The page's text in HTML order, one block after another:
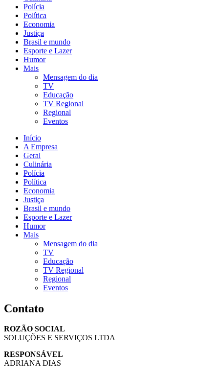
Polícia
Política
Economia
Justiça
Brasil e mundo
Esporte e Lazer
Humor
Mais
Mensagem do dia
TV
Educação
TV Regional
Regional
Eventos
Início
A Empresa
Geral
Culinária
Polícia
Política
Economia
Justiça
Brasil e mundo
Esporte e Lazer
Humor
Mais
Mensagem do dia
TV
Educação
TV Regional
Regional
Eventos
Contato
ROZÃO SOCIAL
SOLUÇÕES E SERVIÇOS LTDA
RESPONSÁVEL
ADRIANA DIAS